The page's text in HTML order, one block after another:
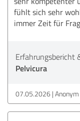
fühlt sich sehr
immer Zeit für
Erfahrungsbericht
Pelvicura
07.05.2026 Anonym